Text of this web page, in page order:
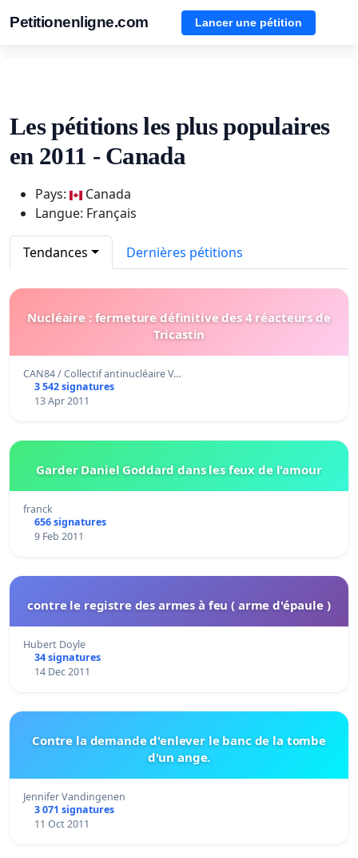
Petitionenligne.com Lancer une pétition
Les pétitions les plus populaires
en 2011 - Canada
Pays:
Canada
Langue: Français
Tendances Dernières pétitions
Nucléaire : fermeture définitive des 4 réacteurs de
Tricastin
CAN84 / Collectif antinucléaire V…
3 542 signatures
13 Apr 2011
Garder Daniel Goddard dans les feux de l'amour
franck
656 signatures
9 Feb 2011
contre le registre des armes à feu ( arme d'épaule )
Hubert Doyle
34 signatures
14 Dec 2011
Contre la demande d'enlever le banc de la tombe
d'un ange.
Jennifer Vandingenen
3 071 signatures
11 Oct 2011